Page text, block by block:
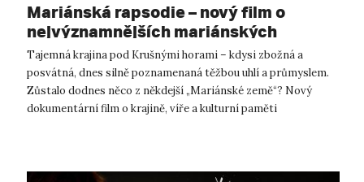
Mariánská rapsodie – nový film o
nejvýznamnějších mariánských
poutních místech ve východním
Podkrušnohoří
Tajemná krajina pod Krušnými horami – kdysi zbožná a
posvátná, dnes silně poznamenaná těžbou uhlí a průmyslem.
Zůstalo dodnes něco z někdejší „Mariánské země“? Nový
dokumentární film o krajině, víře a kulturní paměti